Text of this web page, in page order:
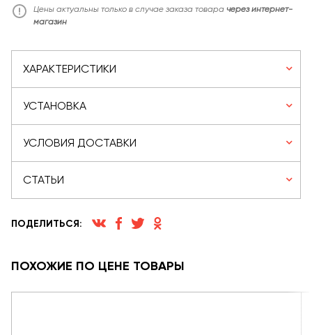
Цены актуальны только в случае заказа товара через интернет-
магазин
ХАРАКТЕРИСТИКИ
УСТАНОВКА
УСЛОВИЯ ДОСТАВКИ
СТАТЬИ
ПОДЕЛИТЬСЯ:
ПОХОЖИЕ ПО ЦЕНЕ ТОВАРЫ